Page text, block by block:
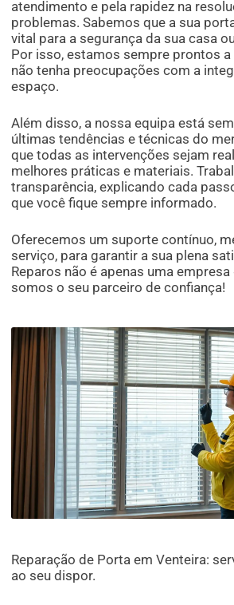
atendimento e pela rapidez na
problemas. Sabemos que a sua
vital para a segurança da sua casa
Por isso, estamos sempre prontos a
não tenha preocupações com a
espaço.
Além disso, a nossa equipa está
últimas tendências e técnicas do
que todas as intervenções sejam
melhores práticas e materiais.
transparência, explicando cada
que você fique sempre informado.
Oferecemos um suporte contínuo,
serviço, para garantir a sua plena
Reparos não é apenas uma
somos o seu parceiro de confiança!
Reparação de Porta em Venteira:
ao seu dispor.